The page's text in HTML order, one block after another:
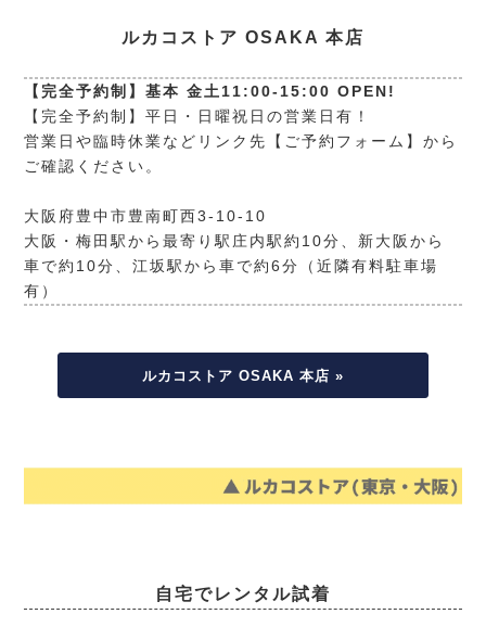
ルカコストア OSAKA 本店
【完全予約制】基本 金土11:00-15:00 OPEN!
【完全予約制】平日・日曜祝日の営業日有！
営業日や臨時休業などリンク先【ご予約フォーム】から
ご確認ください。
大阪府豊中市豊南町西3-10-10
大阪・梅田駅から最寄り駅庄内駅約10分、新大阪から
車で約10分、江坂駅から車で約6分（近隣有料駐車場
有）
ルカコストア OSAKA 本店 »
自宅でレンタル試着